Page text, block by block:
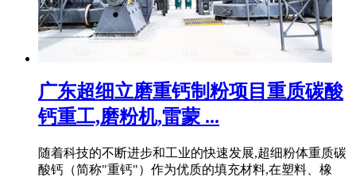
广东超细立磨重钙制粉项目重质碳酸
钙重工,磨粉机,雷蒙 ...
随着科技的不断进步和工业的快速发展,超细粉体重质碳
酸钙（简称"重钙"）作为优质的填充材料,在塑料、橡